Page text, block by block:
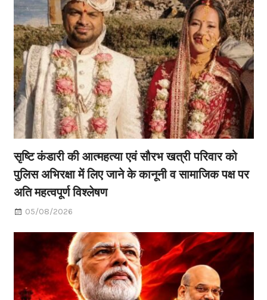
सृष्टि कंडारी की आत्महत्या एवं सौरभ खत्री परिवार को
पुलिस अभिरक्षा में लिए जाने के कानूनी व सामाजिक पक्ष पर
अति महत्वपूर्ण विश्लेषण
05/08/2026